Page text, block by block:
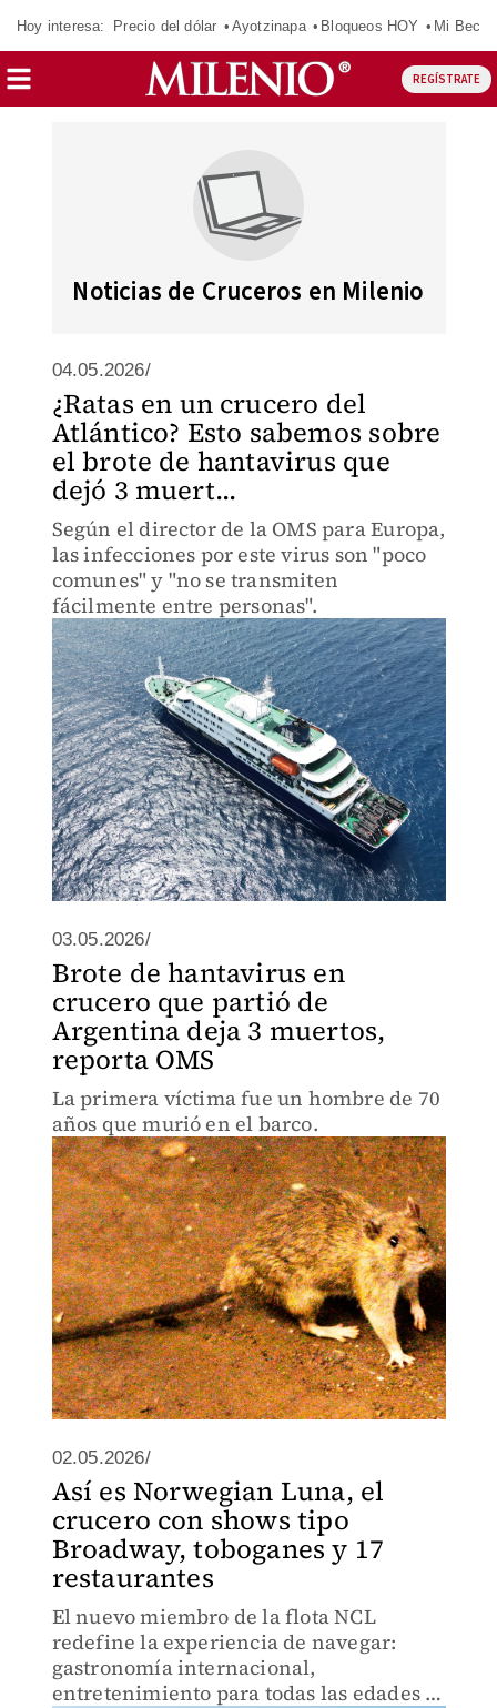
Hoy interesa: Precio del dólar Ayotzinapa Bloqueos HOY Mi Beca
REGÍSTRATE
Noticias de Cruceros en Milenio
04.05.2026/
¿Ratas en un crucero del
Atlántico? Esto sabemos sobre
el brote de hantavirus que
dejó 3 muert...
Según el director de la OMS para Europa,
las infecciones por este virus son "poco
comunes" y "no se transmiten
fácilmente entre personas".
03.05.2026/
Brote de hantavirus en
crucero que partió de
Argentina deja 3 muertos,
reporta OMS
La primera víctima fue un hombre de 70
años que murió en el barco.
02.05.2026/
Así es Norwegian Luna, el
crucero con shows tipo
Broadway, toboganes y 17
restaurantes
El nuevo miembro de la flota NCL
redefine la experiencia de navegar:
gastronomía internacional,
entretenimiento para todas las edades y